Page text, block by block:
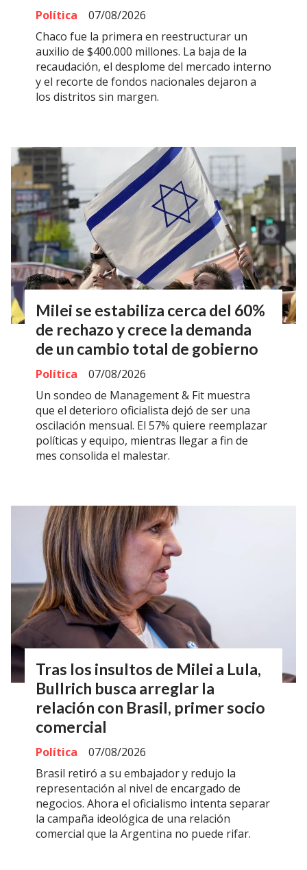
Política
07/08/2026
Chaco fue la primera en reestructurar un
auxilio de $400.000 millones. La baja de la
recaudación, el desplome del mercado interno
y el recorte de fondos nacionales dejaron a
los distritos sin margen.
Milei se estabiliza cerca del 60%
de rechazo y crece la demanda
de un cambio total de gobierno
Política
07/08/2026
Un sondeo de Management & Fit muestra
que el deterioro oficialista dejó de ser una
oscilación mensual. El 57% quiere reemplazar
políticas y equipo, mientras llegar a fin de
mes consolida el malestar.
Tras los insultos de Milei a Lula,
Bullrich busca arreglar la
relación con Brasil, primer socio
comercial
Política
07/08/2026
Brasil retiró a su embajador y redujo la
representación al nivel de encargado de
negocios. Ahora el oficialismo intenta separar
la campaña ideológica de una relación
comercial que la Argentina no puede rifar.